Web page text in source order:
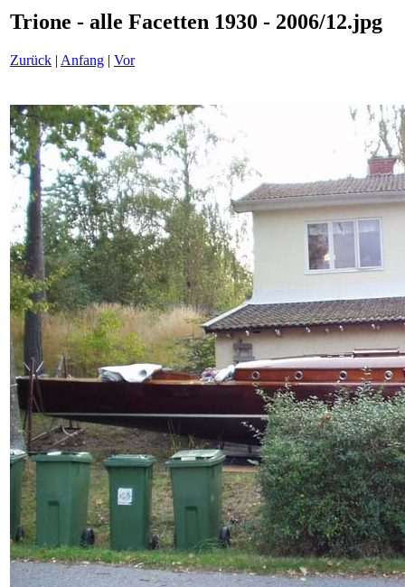
Trione - alle Facetten 1930 - 2006/12.jpg
Zurück | Anfang | Vor